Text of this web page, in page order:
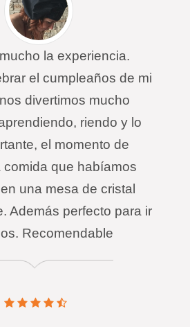
la experiencia.
el cumpleaños de mi
divertimos mucho
riendo y lo
el momento de
comida que habíamos
una mesa de cristal
Además perfecto para ir
Recomendable